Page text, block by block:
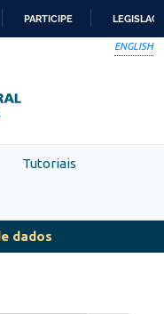
PARTICIPE
ENGLISH
Tutoriais
dados